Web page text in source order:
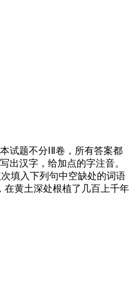
试题不分ⅠⅡ卷，所有答案都
出汉字，给加点的字注音。
填入下列句中空缺处的词语
黄土深处根植了几百上千年